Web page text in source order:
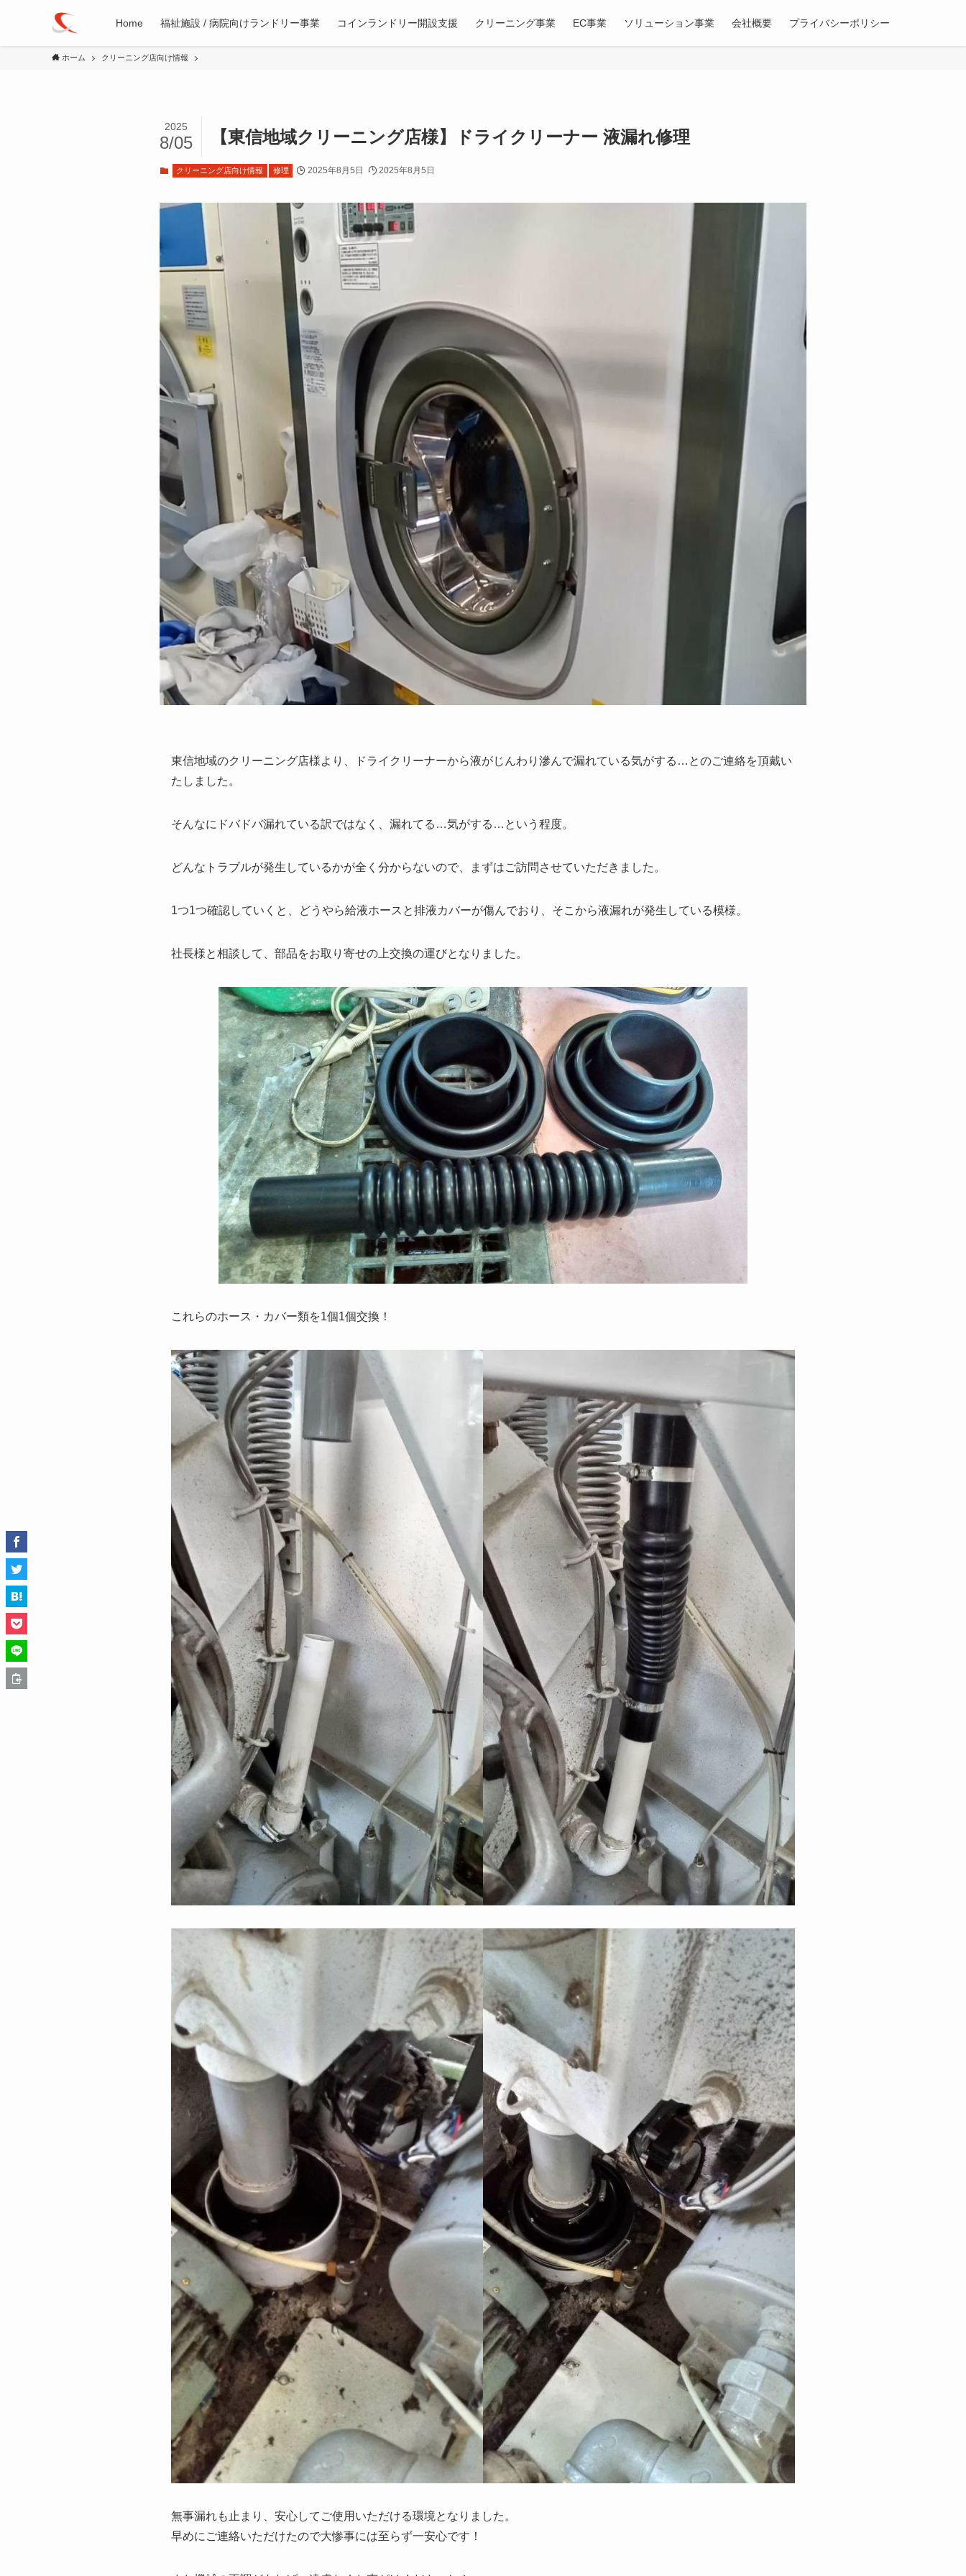
Home 福祉施設 / 病院向けランドリー事業 コインランドリー開設支援 クリーニング事業 EC事業 ソリューション事業 会社概要 プライバシーポリシー
ホーム クリーニング店向け情報
【東信地域クリーニング店様】ドライクリーナー 液漏れ修理
2025
8/05
クリーニング店向け情報 修理 2025年8月5日 2025年8月5日
東信地域のクリーニング店様より、ドライクリーナーから液がじんわり滲んで漏れている気がする…とのご連絡を頂戴い
たしました。
そんなにドバドバ漏れている訳ではなく、漏れてる…気がする…という程度。
どんなトラブルが発生しているかが全く分からないので、まずはご訪問させていただきました。
1つ1つ確認していくと、どうやら給液ホースと排液カバーが傷んでおり、そこから液漏れが発生している模様。
社長様と相談して、部品をお取り寄せの上交換の運びとなりました。
これらのホース・カバー類を1個1個交換！
無事漏れも止まり、安心してご使用いただける環境となりました。
早めにご連絡いただけたので大惨事には至らず一安心です！